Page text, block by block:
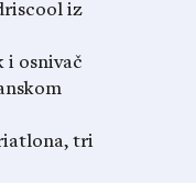
iz
i osnivač
tri